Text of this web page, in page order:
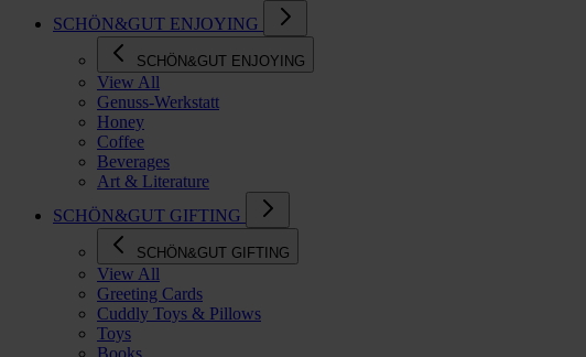
SCHÖN&GUT ENJOYING
SCHÖN&GUT ENJOYING
View All
Genuss-Werkstatt
Honey
Coffee
Beverages
Art & Literature
SCHÖN&GUT GIFTING
SCHÖN&GUT GIFTING
View All
Greeting Cards
Cuddly Toys & Pillows
Toys
Books